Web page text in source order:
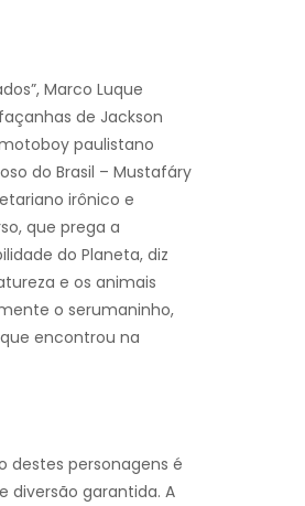
Marco Luque
de Jackson
paulistano
do Brasil – Mustafáry
irônico e
que prega a
do Planeta, diz
e os animais
o serumaninho,
encontrou na
destes personagens é
diversão garantida. A